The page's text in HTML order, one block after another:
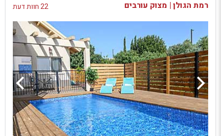
רמת הגולן | מצוק עורבים 22 חוות דעת